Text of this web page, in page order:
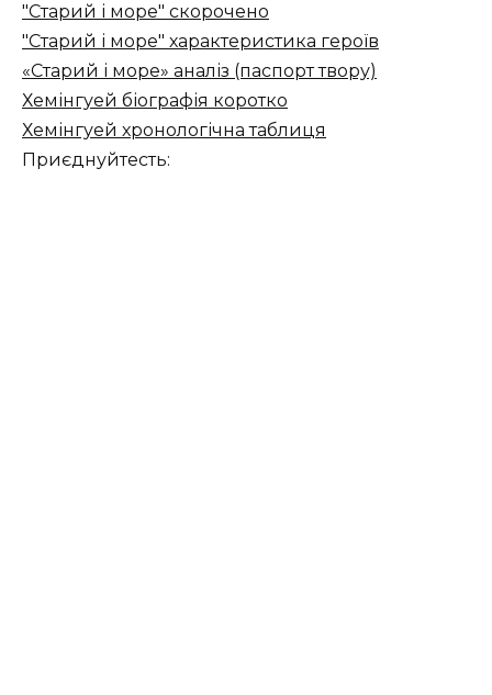
"Старий і море" скорочено
"Старий і море" характеристика героїв
«Старий і море» аналіз (паспорт твору)
Хемінгуей біографія коротко
Хемінгуей хронологічна таблиця
Приєднуйтесть: